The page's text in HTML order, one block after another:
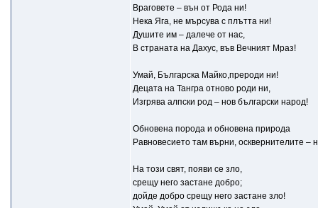
Враговете – вън от Рода ни!
Нека Яга, не мърсува с плътта ни!
Душите им – далече от нас,
В страната на Дахус, във Вечният Мраз!
Умай, Българска Майко,прероди ни!
Децата на Тангра отново роди ни,
Изгрява алпски род – нов български народ!
Обновена порода и обновена природа
Равновесието там върни, осквернителите –
На този свят, появи се зло,
срещу него застане добро;
дойде добро срещу него застане зло!